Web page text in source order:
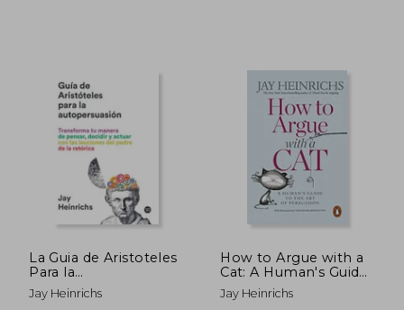
dcto.
55%
dcto.
La Guia de Aristoteles
Para la
Autopersuasion
Jay Heinrichs
How to Argue with a
Cat: A Human's Guide
to the Art of
Persuasion (en
Jay Heinrichs